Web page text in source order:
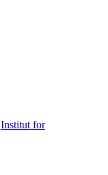
Institut for